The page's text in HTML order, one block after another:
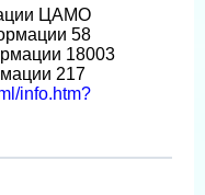
ЦАМО
58
18003
217
info.htm?